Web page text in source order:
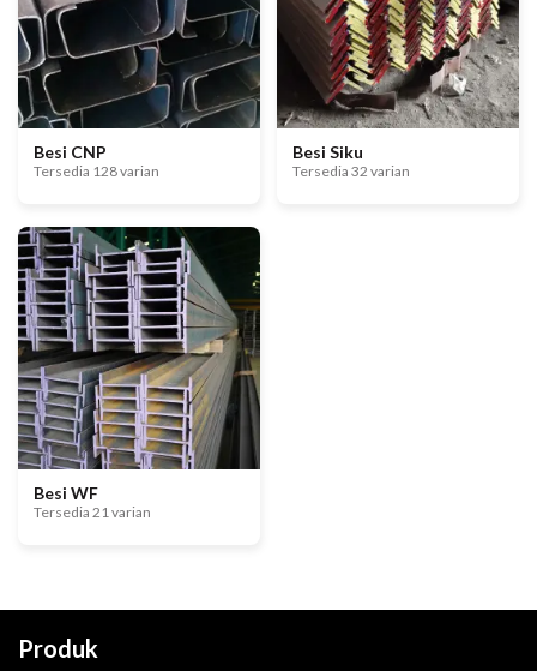
Besi CNP
Tersedia 128 varian
Besi Siku
Tersedia 32 varian
Besi WF
Tersedia 21 varian
Produk